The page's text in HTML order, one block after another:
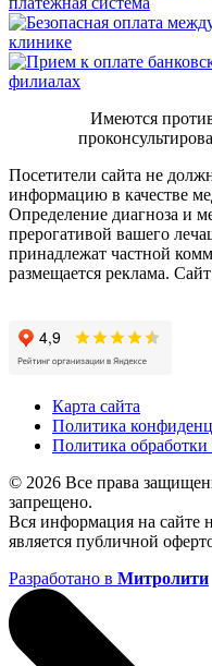
Имеются
Посетители сайта не
информацию в качестве
Определение диагноза и
прерогативой вашего
принадлежат частной
размещается реклама.
Карта сайта
Политика
Политика
© 2026 Все права
запрещено.
Вся информация на сайте
является публичной
Разработано в Митролити